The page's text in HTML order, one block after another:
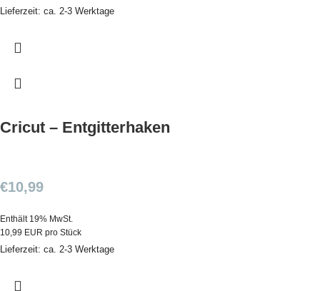
Lieferzeit: ca. 2-3 Werktage
Cricut – Entgitterhaken
€10,99
Enthält 19% MwSt.
10,99 EUR pro Stück
Lieferzeit: ca. 2-3 Werktage